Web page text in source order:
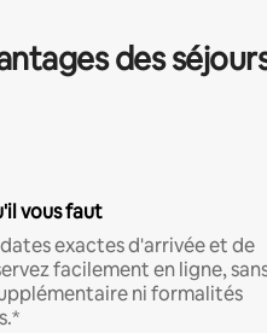
des
vous faut
exactes d'arrivée et de
facilement en ligne,
ni formalités